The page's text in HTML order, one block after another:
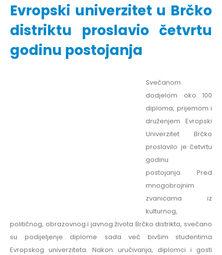
Evropski univerzitet u Brčko
distriktu proslavio četvrtu
godinu postojanja
Svečanom
dodjelom oko 100
diploma, prijemom i
druženjem Evropski
Univerzitet Brčko
proslavilo je četvrtu
godinu
postojanja. Pred
mnogobrojnim
zvanicama iz
kulturnog,
političnog, obrazovnog i javnog života Brčko distrikta, svečano
su podijeljenje diplome sada već bivšim studentima
Evropskog univerziteta. Nakon uručivanja, diplomci i gosti